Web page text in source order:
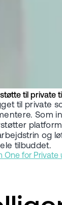
til private
til private
Som
og
tilbuddet.
One for Private